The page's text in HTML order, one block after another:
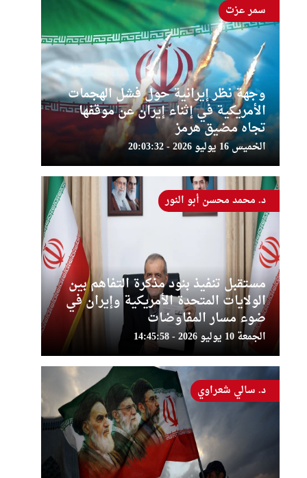
وجهة نظر إيرانية حول فشل الهجمات
الأمريكية في إثناء إيران عن موقفها
تجاه مضيق هرمز
الخميس 16 يوليو 2026 - 20:03:32
سمر عزت
مستقبل تنفيذ بنود مذكرة التفاهم بين
الولايات المتحدة الأمريكية وإيران في
ضوء مسار المفاوضات
الجمعة 10 يوليو 2026 - 14:45:58
د. محمد محسن أبو النور
د. سالي شعراوي